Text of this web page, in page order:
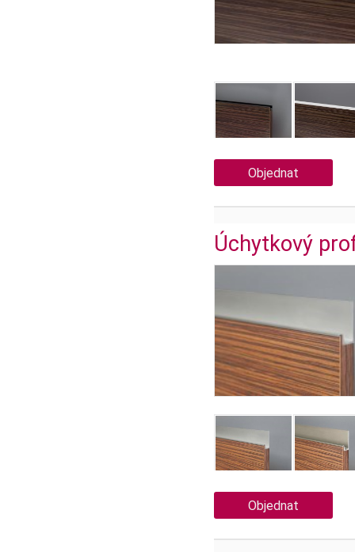
Objednat
Úchytkový
Objednat